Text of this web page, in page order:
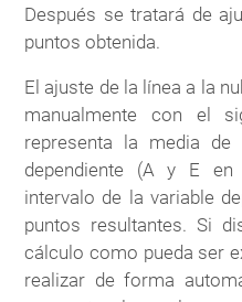
Después se tratará de
puntos obtenida.
El ajuste de la línea a la
manualmente con el
representa la media
dependiente (A y E
intervalo de la variable
puntos resultantes. Si
cálculo como pueda ser
realizar de forma